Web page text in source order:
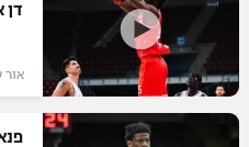
המגזין
דן
אור